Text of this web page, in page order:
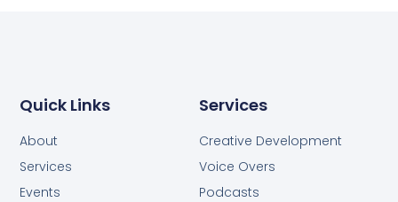
Services
Creative Development
Voice Overs
Podcasts
Quick Links
About
Services
Events